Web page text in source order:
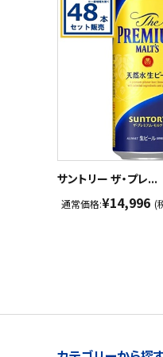
サントリー ザ・プレ...
通常価格:¥14,996 (